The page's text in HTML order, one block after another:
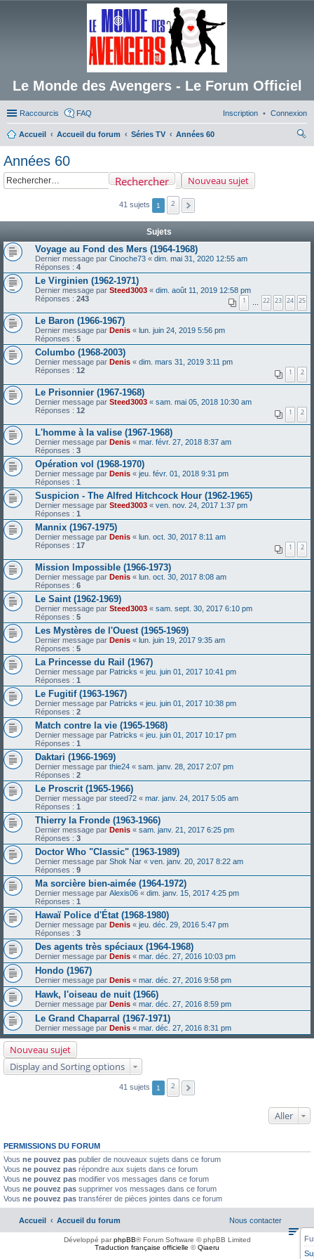
Le Monde des Avengers - Le Forum Officiel
Raccourcis FAQ Connexion
Inscription
Accueil Accueil du forum Séries TV
Années 60
Années 60
Nouveau sujet
Rechercher
41 sujets 1 2
Sujets
Voyage au Fond des Mers (1964-1968)
Dernier message par Cinoche73 « dim. mai 31, 2020 12:55 am
Réponses : 4
Le Virginien (1962-1971)
Dernier message par Steed3003 « dim. août 11, 2019 12:58 pm
Réponses : 243 1 … 22 23 24 25
Le Baron (1966-1967)
Dernier message par Denis « lun. juin 24, 2019 5:56 pm
Réponses : 5
Columbo (1968-2003)
Dernier message par Denis « dim. mars 31, 2019 3:11 pm
Réponses : 12 1 2
Le Prisonnier (1967-1968)
Dernier message par Steed3003 « sam. mai 05, 2018 10:30 am
Réponses : 12 1 2
L'homme à la valise (1967-1968)
Dernier message par Denis « mar. févr. 27, 2018 8:37 am
Réponses : 3
Opération vol (1968-1970)
Dernier message par Denis « jeu. févr. 01, 2018 9:31 pm
Réponses : 1
Suspicion - The Alfred Hitchcock Hour (1962-1965)
Dernier message par Steed3003 « ven. nov. 24, 2017 1:37 pm
Réponses : 1
Mannix (1967-1975)
Dernier message par Denis « lun. oct. 30, 2017 8:11 am
Réponses : 17 1 2
Mission Impossible (1966-1973)
Dernier message par Denis « lun. oct. 30, 2017 8:08 am
Réponses : 6
Le Saint (1962-1969)
Dernier message par Steed3003 « sam. sept. 30, 2017 6:10 pm
Réponses : 5
Les Mystères de l'Ouest (1965-1969)
Dernier message par Denis « lun. juin 19, 2017 9:35 am
Réponses : 5
La Princesse du Rail (1967)
Dernier message par Patricks « jeu. juin 01, 2017 10:41 pm
Réponses : 1
Le Fugitif (1963-1967)
Dernier message par Patricks « jeu. juin 01, 2017 10:38 pm
Réponses : 2
Match contre la vie (1965-1968)
Dernier message par Patricks « jeu. juin 01, 2017 10:17 pm
Réponses : 1
Daktari (1966-1969)
Dernier message par thie24 « sam. janv. 28, 2017 2:07 pm
Réponses : 2
Le Proscrit (1965-1966)
Dernier message par steed72 « mar. janv. 24, 2017 5:05 am
Réponses : 1
Thierry la Fronde (1963-1966)
Dernier message par Denis « sam. janv. 21, 2017 6:25 pm
Réponses : 3
Doctor Who "Classic" (1963-1989)
Dernier message par Shok Nar « ven. janv. 20, 2017 8:22 am
Réponses : 9
Ma sorcière bien-aimée (1964-1972)
Dernier message par Alexis06 « dim. janv. 15, 2017 4:25 pm
Réponses : 1
Hawaï Police d'État (1968-1980)
Dernier message par Denis « jeu. déc. 29, 2016 5:47 pm
Réponses : 3
Des agents très spéciaux (1964-1968)
Dernier message par Denis « mar. déc. 27, 2016 10:03 pm
Hondo (1967)
Dernier message par Denis « mar. déc. 27, 2016 9:58 pm
Hawk, l'oiseau de nuit (1966)
Dernier message par Denis « mar. déc. 27, 2016 8:59 pm
Le Grand Chaparral (1967-1971)
Dernier message par Denis « mar. déc. 27, 2016 8:31 pm
Nouveau sujet
Display and Sorting options
41 sujets 1 2
Aller
PERMISSIONS DU FORUM
Vous ne pouvez pas publier de nouveaux sujets dans ce forum
Vous ne pouvez pas répondre aux sujets dans ce forum
Vous ne pouvez pas modifier vos messages dans ce forum
Vous ne pouvez pas supprimer vos messages dans ce forum
Vous ne pouvez pas transférer de pièces jointes dans ce forum
Accueil Accueil du forum Nous contacter
Développé parphpBB® Forum Software © phpBB Limited
Traduction française officielle ©Qiaeru